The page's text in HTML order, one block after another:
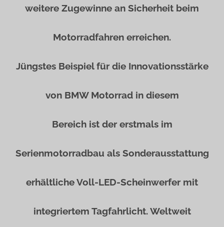
weitere Zugewinne an Sicherheit beim
Motorradfahren erreichen.
Jüngstes Beispiel für die Innovationsstärke
von BMW Motorrad in diesem
Bereich ist der erstmals im
Serienmotorradbau als Sonderausstattung
erhältliche Voll-LED-Scheinwerfer mit
integriertem Tagfahrlicht. Weltweit